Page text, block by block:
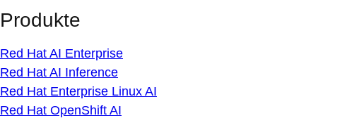
Produkte
Red Hat AI Enterprise
Red Hat AI Inference
Red Hat Enterprise Linux AI
Red Hat OpenShift AI